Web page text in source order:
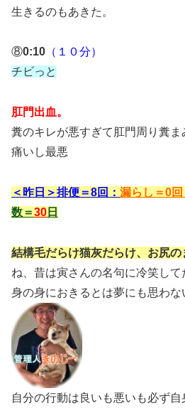
生きるのもあきた。
⑧0:10 （１０分）
チビっと
肛門出血。
糞のキレが悪すぎて肛門周り糞ま
痛いし最悪
＜昨日＞排便＝8回： 漏らし＝0回
数＝30 日
結構毛だらけ猫灰だらけ、お尻
ね、昔は寅さんの名句に冷笑し
身の身におきるとは夢にも思わな
自分の行動は良いも悪いも必ず自